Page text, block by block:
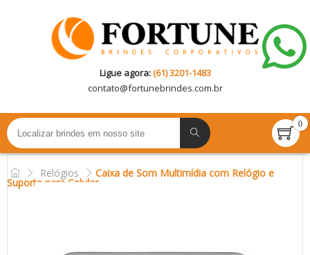
Ligue agora:(61) 3201-1483
contato@fortunebrindes.com.br
0
Relógios Caixa de Som Multimídia com Relógio e
Suporte para Celular